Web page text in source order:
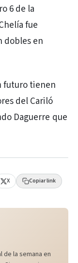
6 de la
fue
dobles en
futuro tienen
del Cariló
Daguerre que
X Copiar link
la semana en